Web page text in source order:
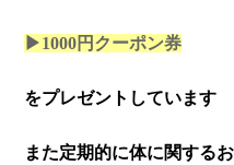
▶1000円クーポン券
をプレゼントしています
また定期的に体に関する